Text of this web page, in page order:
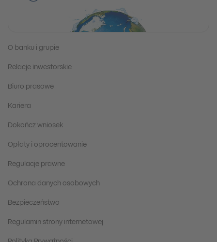
O banku i grupie
Relacje inwestorskie
Biuro prasowe
Kariera
Dokończ wniosek
Opłaty i oprocentowanie
Regulacje prawne
Ochrona danych osobowych
Bezpieczeństwo
Regulamin strony internetowej